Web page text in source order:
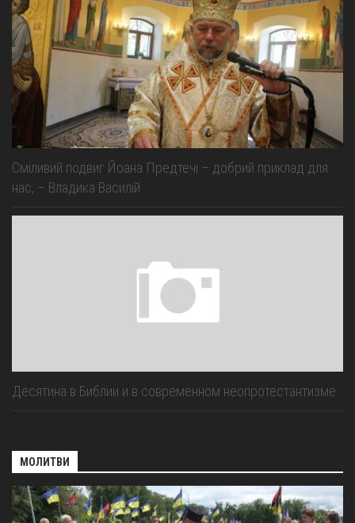
Сміливий подвиг Йоана Предтечі – добрий приклад для
нас, – Владика Василій
Десятина в Библии и в современном неопротестантизме
МОЛИТВИ